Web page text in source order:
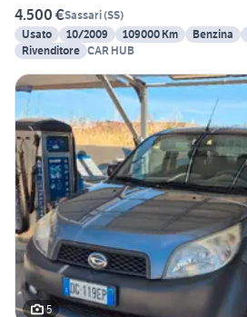
4.500 €Sassari(SS)
Usato
10/2009 109000 Km Benzina
Rivenditore CAR HUB
5